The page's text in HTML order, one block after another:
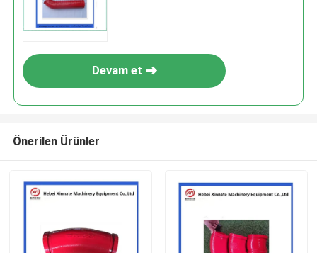
Devam et
Önerilen Ürünler